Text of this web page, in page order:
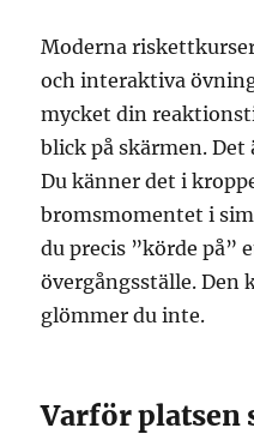
Moderna
och interaktiva
mycket din
blick på skärmen.
Du känner det i
bromsmomentet i
du precis ”körde på”
övergångsställe. Den
glömmer du inte.
Varför platsen